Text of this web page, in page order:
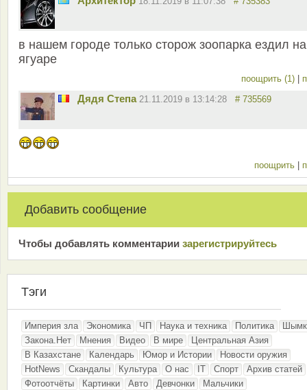
в нашем городе только сторож зоопарка ездил на
ягуаре
поощрить (1)
Дядя Степа 21.11.2019 в 13:14:28 # 735569
поощрить
Добавить сообщение
Чтобы добавлять комментарии зарeгиcтрирyйтeсь
Тэги
Империя зла Экономика ЧП Наука и техника Политика
Закона.Нет
Мнения Видео В мире
Центральная Азия
В Казахстане
Календарь Юмор и Истории
Новости оружия
HotNews
Скандалы Культура О нас IT Спорт
Архив статей
Фотоотчёты
Картинки Авто Девчонки
Мальчики